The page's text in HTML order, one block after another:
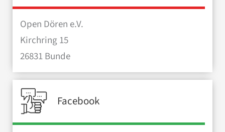
Open Dören e.V.
Kirchring 15
26831 Bunde
Facebook